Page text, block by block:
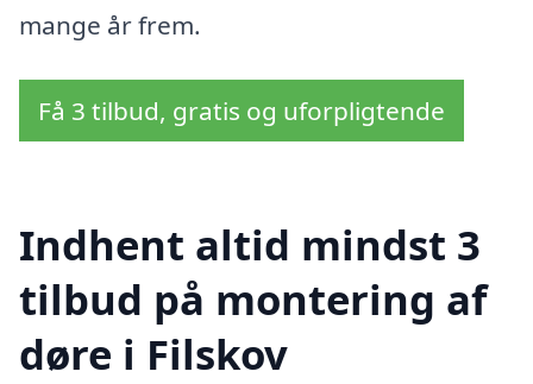
mange år frem.
Få 3 tilbud, gratis og uforpligtende
Indhent altid mindst 3
tilbud på montering af
døre i Filskov